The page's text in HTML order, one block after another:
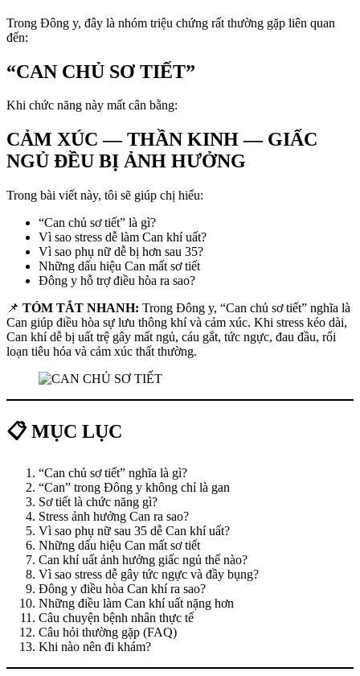
Trong Đông y, đây là nhóm triệu chứng rất thường gặp liên quan
đến:
“CAN CHỦ SƠ TIẾT”
Khi chức năng này mất cân bằng:
CẢM XÚC — THẦN KINH — GIẤC
NGỦ ĐỀU BỊ ẢNH HƯỞNG
Trong bài viết này, tôi sẽ giúp chị hiểu:
“Can chủ sơ tiết” là gì?
Vì sao stress dễ làm Can khí uất?
Vì sao phụ nữ dễ bị hơn sau 35?
Những dấu hiệu Can mất sơ tiết
Đông y hỗ trợ điều hòa ra sao?
📌 TÓM TẮT NHANH: Trong Đông y, “Can chủ sơ tiết” nghĩa là
Can giúp điều hòa sự lưu thông khí và cảm xúc. Khi stress kéo dài,
Can khí dễ bị uất trệ gây mất ngủ, cáu gắt, tức ngực, đau đầu, rối
loạn tiêu hóa và cảm xúc thất thường.
📋 MỤC LỤC
“Can chủ sơ tiết” nghĩa là gì?
“Can” trong Đông y không chỉ là gan
Sơ tiết là chức năng gì?
Stress ảnh hưởng Can ra sao?
Vì sao phụ nữ sau 35 dễ Can khí uất?
Những dấu hiệu Can mất sơ tiết
Can khí uất ảnh hưởng giấc ngủ thế nào?
Vì sao stress dễ gây tức ngực và đầy bụng?
Đông y điều hòa Can khí ra sao?
Những điều làm Can khí uất nặng hơn
Câu chuyện bệnh nhân thực tế
Câu hỏi thường gặp (FAQ)
Khi nào nên đi khám?